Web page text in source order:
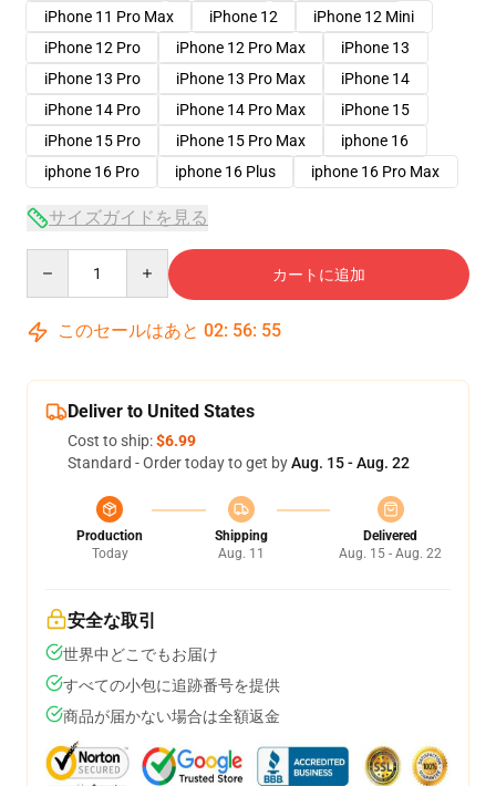
iPhone 11 Pro Max
iPhone 12
iPhone 12 Mini
iPhone 12 Pro
iPhone 12 Pro Max
iPhone 13
iPhone 13 Pro
iPhone 13 Pro Max
iPhone 14
iPhone 14 Pro
iPhone 14 Pro Max
iPhone 15
iPhone 15 Pro
iPhone 15 Pro Max
iphone 16
iphone 16 Pro
iphone 16 Plus iphone 16 Pro Max
サイズガイドを見る
カートに追加
このセールはあと 02: 56: 54
Deliver to United States
Cost to ship:$6.99
Standard - Order today to get byAug. 15 - Aug. 22
Production
Today
Shipping
Aug. 11
Delivered
Aug. 15 - Aug. 22
安全な取引
世界中どこでもお届け
すべての小包に追跡番号を提供
商品が届かない場合は全額返金